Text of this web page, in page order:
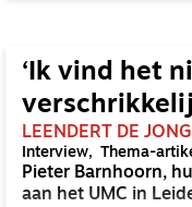
‘Ik vind het
LEENDERT DE JONG
Interview Thema-
Pieter Barnhoorn,
aan het UMC in